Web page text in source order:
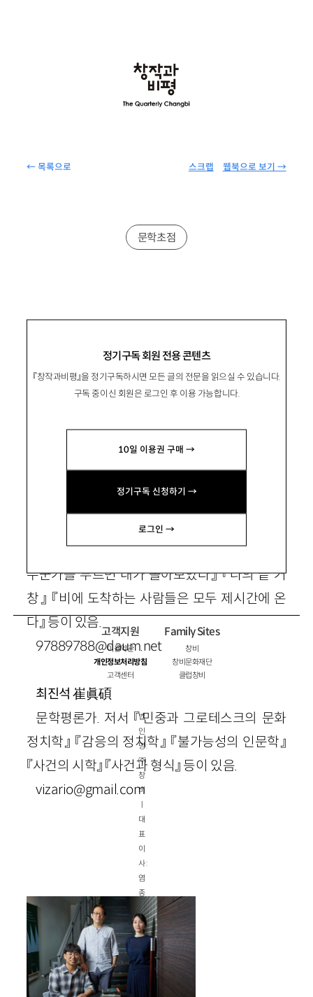
← 목록으로 웹북으로 보기 →
스크랩
정기구독 회원 전용 콘텐츠
『창작과비평』을 정기구독하시면 모든 글의 전문을 읽으실 수 있습니다.
구독 중이신 회원은 로그인 후 이용 가능합니다.
10일 이용권 구매 →
정기구독 신청하기 →
로그인 →
문학초점
다다서재 편집장.
book@dadalibro.com
시인. 시집 『그 바람을 다 걸어야 한다』 『바람의
백만번째 어금니』 『아무 날의 도시』 『누군가가
누군가를 부르면 내가 돌아보았다』 『나의 끝 거
창』 『비에 도착하는 사람들은 모두 제시간에 온
다』 등이 있음.
97889788@daum.net
최진석 崔眞碩
문학평론가. 저서 『민중과 그로테스크의 문화
정치학』 『감응의 정치학』 『불가능성의 인문학』
『사건의 시학』 『사건과 형식』 등이 있음.
vizario@gmail.com
고객지원
이용약관
개인정보처리방침
고객센터
Family Sites
창비
창비문화재단
클럽창비
법
인
명 :
㈜
창
비
ㅣ
대
표
이
사 :
염
종
선
ㅣ
사
업
자